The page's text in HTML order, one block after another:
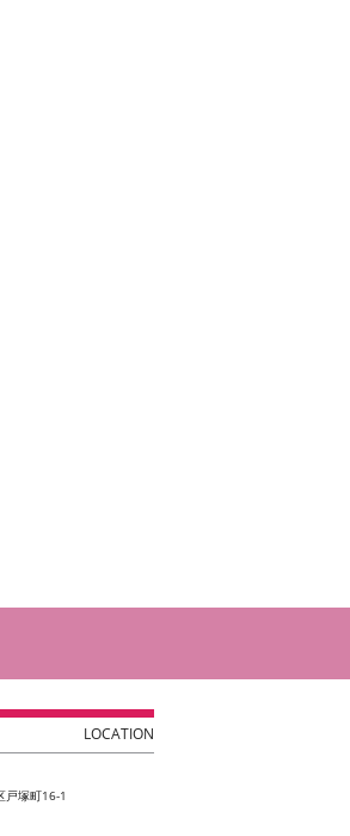
LOCATION
戸塚町16-1